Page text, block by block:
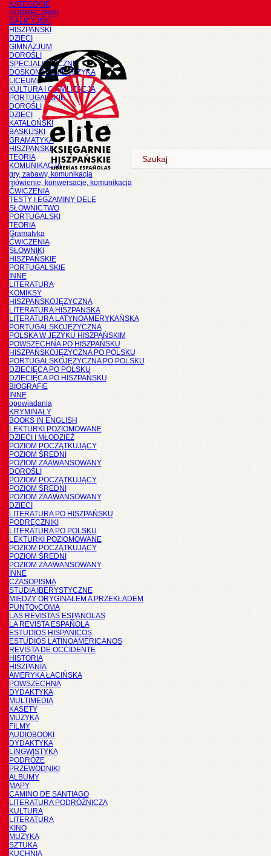
KATEGORIE
PODRĘCZNIKI
GALICYJSKI
HISZPAŃSKI
DZIECI
GIMNAZJUM
DOROŚLI
SPECJALISTYCZNE
DOSKONALENIE JĘZYKA
LICEUM
KULTURA I CYWILIZACJA
PORTUGALSKIE
DOROŚLI
DZIECI
KATALOŃSKI
BASKIJSKI
GRAMATYKA
HISZPAŃSKI
TEORIA
KOMUNIKACJA
gry, zabawy, komunikacja
mówienie, konwersacje, komunikacja
ĆWICZENIA
TESTY I EGZAMINY DELE
SŁOWNICTWO
PORTUGALSKI
TEORIA
Gramatyka
ĆWICZENIA
SŁOWNIKI
HISZPAŃSKIE
PORTUGALSKIE
INNE
LITERATURA
KOMIKSY
HISZPAŃSKOJĘZYCZNA
LITERATURA HISZPANSKA
LITERATURA LATYNOAMERYKAŃSKA
PORTUGALSKOJĘZYCZNA
POLSKA W JĘZYKU HISZPAŃSKIM
POWSZECHNA PO HISZPAŃSKU
HISZPAŃSKOJĘZYCZNA PO POLSKU
PORTUGALSKOJĘZYCZNA PO POLSKU
DZIECIĘCA PO POLSKU
DZIECIĘCA PO HISZPAŃSKU
BIOGRAFIE
INNE
opowiadania
KRYMINAŁY
BOOKS IN ENGLISH
LEKTURKI POZIOMOWANE
DZIECI I MŁODZIEŻ
POZIOM POCZĄTKUJĄCY
POZIOM ŚREDNI
POZIOM ZAAWANSOWANY
DOROŚLI
POZIOM POCZĄTKUJĄCY
POZIOM ŚREDNI
POZIOM ZAAWANSOWANY
DZIECI
LITERATURA PO HISZPAŃSKU
PODRĘCZNIKI
LITERATURA PO POLSKU
LEKTURKI POZIOMOWANE
POZIOM POCZĄTKUJĄCY
POZIOM ŚREDNI
POZIOM ZAAWANSOWANY
INNE
CZASOPISMA
STUDIA IBERYSTYCZNE
MIĘDZY ORYGINAŁEM A PRZEKŁADEM
PUNTOyCOMA
LAS REVISTAS ESPANOLAS
LA REVISTA ESPAÑOLA
ESTUDIOS HISPANICOS
ESTUDIOS LATINOAMERICANOS
REVISTA DE OCCIDENTE
HISTORIA
HISZPANIA
AMERYKA ŁACIŃSKA
POWSZECHNA
DYDAKTYKA
MULTIMEDIA
KASETY
MUZYKA
FILMY
AUDIOBOOKI
DYDAKTYKA
LINGWISTYKA
PODRÓŻE
PRZEWODNIKI
ALBUMY
MAPY
CAMINO DE SANTIAGO
LITERATURA PODRÓŻNICZA
KULTURA
LITERATURA
KINO
MUZYKA
SZTUKA
KUCHNIA